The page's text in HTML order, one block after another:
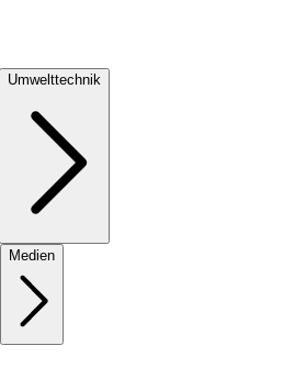
Umwelttechnik
Medien